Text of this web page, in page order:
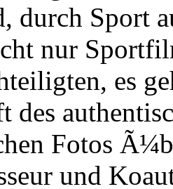
durch Sport
nur
es
des
Fotos
und